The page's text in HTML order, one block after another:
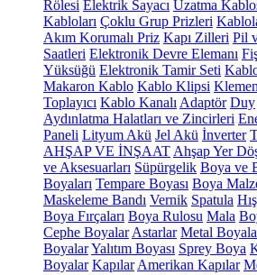
Rölesi Elektrik Sayacı Uzatma
Kabloları Çoklu Grup Prizleri
Akım Korumalı Priz Kapı Zilleri Pil
Saatleri Elektronik Devre Elemanı
Yüksüğü Elektronik Tamir Seti
Makaron Kablo Kablo Klipsi
Toplayıcı Kablo Kanalı Adaptör Duy
Aydınlatma Halatları ve Zincirleri
Paneli Lityum Akü Jel Akü İnverter
AHŞAP VE İNŞAAT Ahşap Yer
ve Aksesuarları Süpürgelik Boya ve
Boyaları Tempare Boyası Boya
Maskeleme Bandı Vernik Spatula
Boya Fırçaları Boya Rulosu Mala
Cephe Boyalar Astarlar Metal
BoyalarYalıtım Boyası Sprey Boya
Boyalar Kapılar Amerikan Kapılar